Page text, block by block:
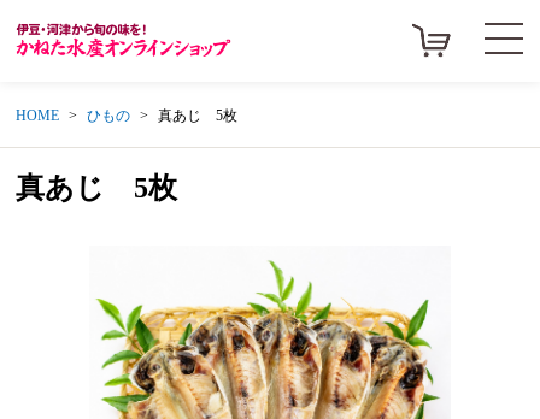
HOME ひもの 真あじ 5枚
真あじ 5枚